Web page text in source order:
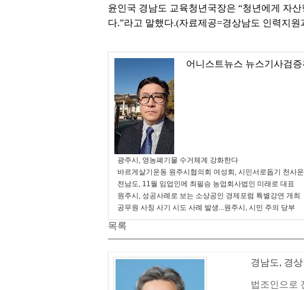
윤인국 경남도 교육청년국장은 “청년에게 자
다.”라고 말했다.(자료제공=경상남도 인력지원
어니스트뉴스 뉴스기사검
광주시, 영농폐기물 수거체계 강화한다
바르게살기운동 원주시협의회 여성회, 시민서로돕기 천사
전남도, 11월 임업인에 최필승 농업회사법인 미래로 대표
원주시, 성공사례로 보는 소상공인 경제포럼 특별강연 개최
공무원 사칭 사기 시도 사례 발생...원주시, 시민 주의 당부
목록
경남도, 경
법조인으로